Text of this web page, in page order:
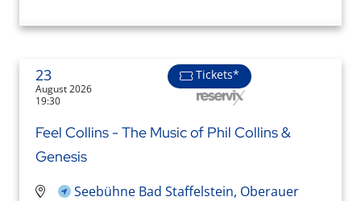
23
August 2026
19:30
Tickets*
Feel Collins - The Music of Phil Collins &
Genesis
Seebühne Bad Staffelstein, Oberauer